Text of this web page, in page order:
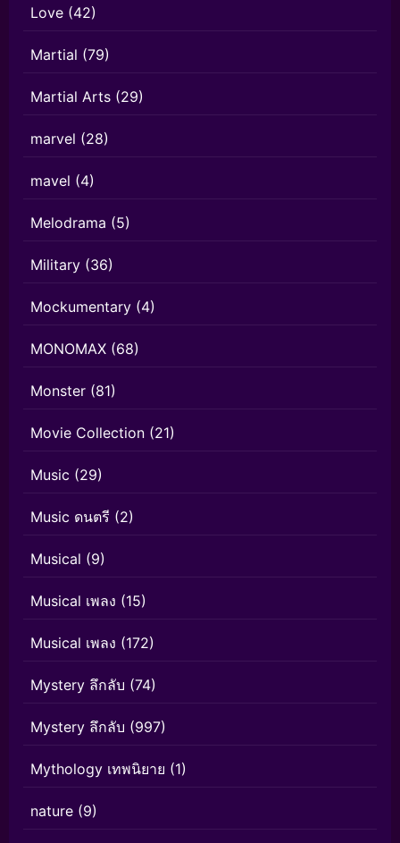
Love (42)
Martial (79)
Martial Arts (29)
marvel (28)
mavel (4)
Melodrama (5)
Military (36)
Mockumentary (4)
MONOMAX (68)
Monster (81)
Movie Collection (21)
Music (29)
Music ดนตรี (2)
Musical (9)
Musical เพลง (15)
Musical เพลง (172)
Mystery ลึกลับ (74)
Mystery ลึกลับ (997)
Mythology เทพนิยาย (1)
nature (9)